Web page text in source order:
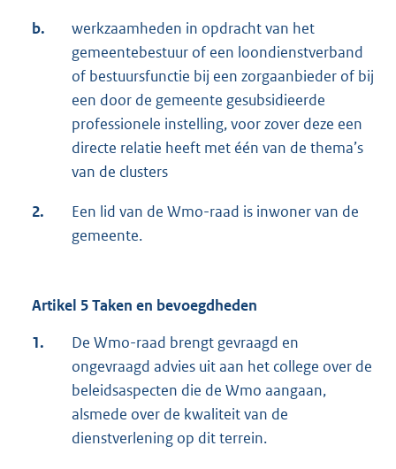
b.
werkzaamheden in opdracht van het
gemeentebestuur of een loondienstverband
of bestuursfunctie bij een zorgaanbieder of bij
een door de gemeente gesubsidieerde
professionele instelling, voor zover deze een
directe relatie heeft met één van de thema’s
van de clusters
2.
Een lid van de Wmo-raad is inwoner van de
gemeente.
Artikel 5 Taken en bevoegdheden
1.
De Wmo-raad brengt gevraagd en
ongevraagd advies uit aan het college over de
beleidsaspecten die de Wmo aangaan,
alsmede over de kwaliteit van de
dienstverlening op dit terrein.